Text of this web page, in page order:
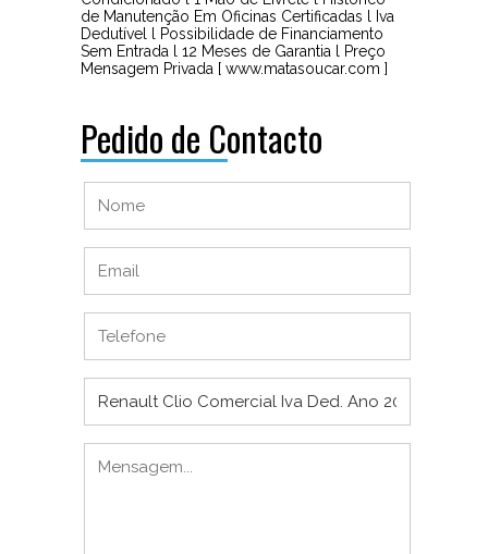
de Manutenção Em Oficinas Certificadas l Iva
Dedutível l Possibilidade de Financiamento
Sem Entrada l 12 Meses de Garantia l Preço
Mensagem Privada [ www.matasoucar.com ]
Pedido de Contacto